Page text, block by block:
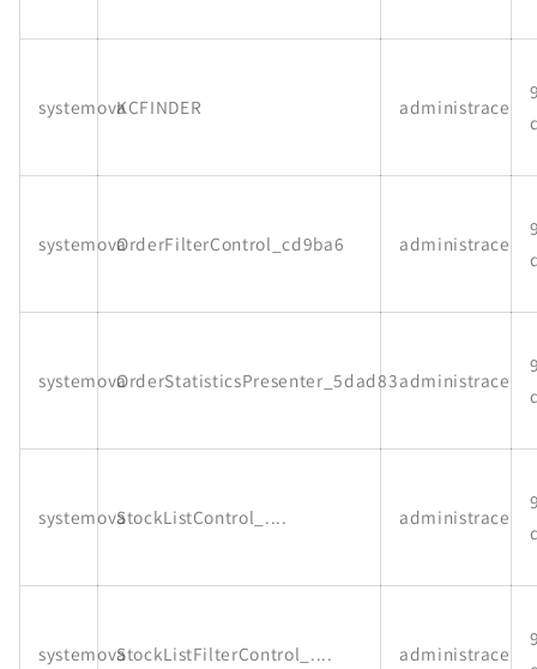
systemovaKCFINDER administrace
systemovaOrderFilterControl_cd9ba6 administrace
systemovaOrderStatisticsPresenter_5dad83administrace
systemovaStockListControl_.... administrace
systemovaStockListFilterControl_.... administrace